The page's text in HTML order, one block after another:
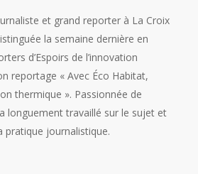
et grand reporter à La Croix
la semaine dernière en
d’Espoirs de l’innovation
reportage « Avec Éco Habitat,
thermique ». Passionnée de
longuement travaillé sur le sujet et
pratique journalistique.